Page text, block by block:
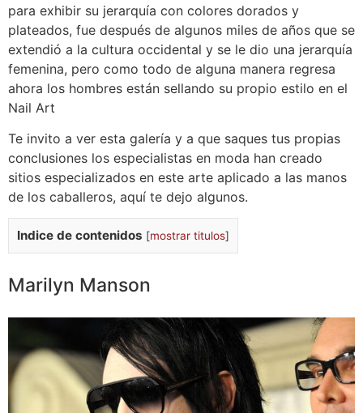
para exhibir su jerarquía con colores dorados y
plateados, fue después de algunos miles de años que se
extendió a la cultura occidental y se le dio una jerarquía
femenina, pero como todo de alguna manera regresa
ahora los hombres están sellando su propio estilo en el
Nail Art
Te invito a ver esta galería y a que saques tus propias
conclusiones los especialistas en moda han creado
sitios especializados en este arte aplicado a las manos
de los caballeros, aquí te dejo algunos.
Indice de contenidos [mostrar titulos]
Marilyn Manson